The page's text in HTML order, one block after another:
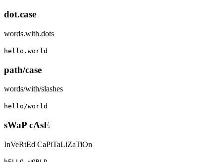
dot.case
words.with.dots
hello.world
path/case
words/with/slashes
hello/world
sWaP cAsE
InVeRtEd CaPiTaLiZaTiOn